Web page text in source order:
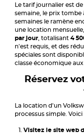
Le tarif journalier est de
semaine, le prix tombe
semaines le ramène
une location
par jour , totalisant 4
n'est requis, et des
spéciales sont
classe économique aux
Réservez
La location d'un
processus simple.
Visitez le site web